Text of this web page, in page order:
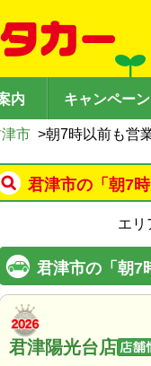
内 キャンペーン
市 >朝7時以前も営
君津市の「朝7
エリ
君津市の「朝7
君津陽光台店